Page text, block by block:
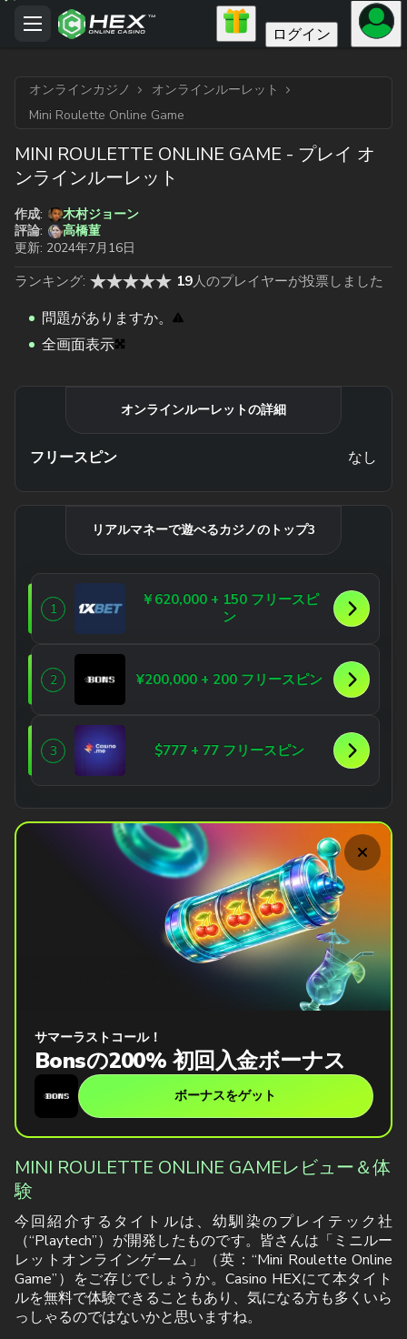
ログイン
オンラインカジノ
オンラインルーレット
Mini Roulette Online Game
MINI ROULETTE ONLINE GAME - プレイ オ
ンラインルーレット
作成:
木村ジョーン
評論:
高橋菫
更新: 2024年7月16日
ランキング: 19人のプレイヤーが投票しました
問題がありますか。
全画面表示
オンラインルーレットの詳細
フリースピン なし
リアルマネーで遊べるカジノのトップ3
1
￥620,000 + 150 フリースピ
ン
2 ¥200,000 + 200 フリースピン
3 $777 + 77 フリースピン
サマーラストコール！
Bonsの200% 初回入金ボーナス
ボーナスをゲット
MINI ROULETTE ONLINE GAMEレビュー＆体
験
今回紹介するタイトルは、幼馴染のプレイテック社
（“Playtech”）が開発したものです。皆さんは「ミニルー
レットオンラインゲーム」（英：“Mini Roulette Online
Game”）をご存じでしょうか。Casino HEXにて本タイト
ルを無料で体験できることもあり、気になる方も多くいら
っしゃるのではないかと思いますね。